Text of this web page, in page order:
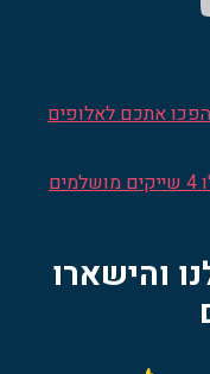
מחפשים מתכון לשייק בריאות? קבלו 4 שייקים מושלמים
והישארו